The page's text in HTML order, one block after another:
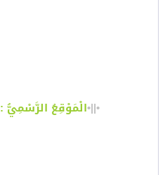
•||•الْمَوْقِعُ الرَّسْمِيُّ :